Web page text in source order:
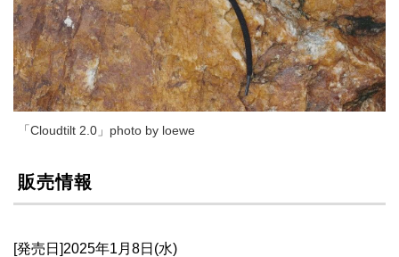
「Cloudtilt 2.0」photo by loewe
販売情報
[発売日]2025年1月8日(水)